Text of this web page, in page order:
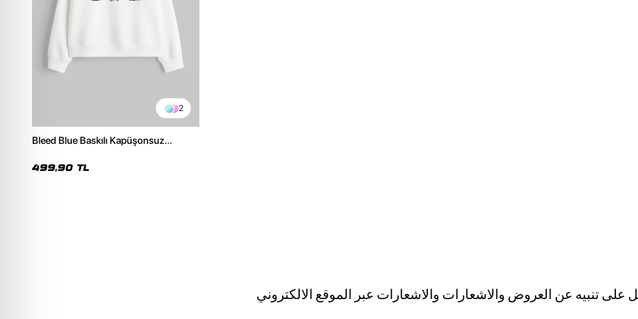
2
Bleed Blue Baskılı Kapüşonsuz
499,90 TL
على تنبيه عن العروض والاشعارات والاشعارات عبر الموقع الالكتروني